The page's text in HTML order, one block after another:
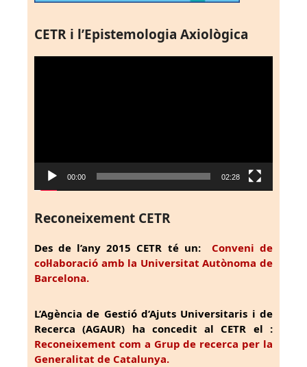
CETR i l’Epistemologia Axiològica
00:00 02:28
Reconeixement CETR
Des de l’any 2015 CETR té un: Conveni de
col·laboració amb la Universitat Autònoma de
Barcelona.
L’Agència de Gestió d’Ajuts Universitaris i de
Recerca (AGAUR) ha concedit al CETR el :
Reconeixement com a Grup de recerca per la
Generalitat de Catalunya.